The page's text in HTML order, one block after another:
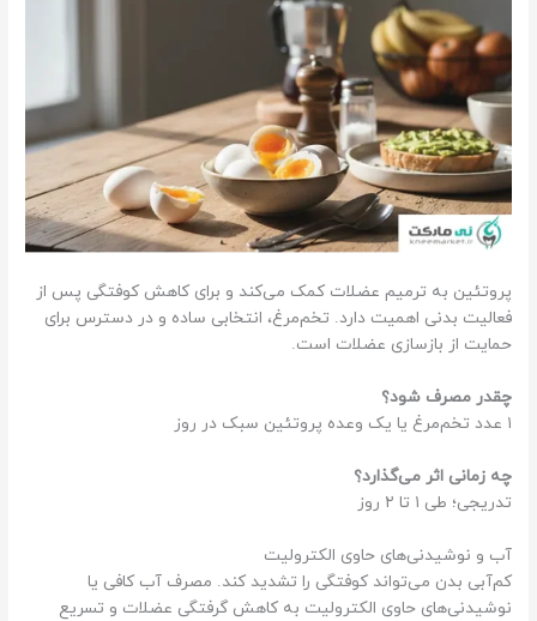
پروتئین به ترمیم عضلات کمک می‌کند و برای کاهش کوفتگی پس از
فعالیت بدنی اهمیت دارد. تخم‌مرغ، انتخابی ساده و در دسترس برای
حمایت از بازسازی عضلات است.
چقدر مصرف شود؟
۱ عدد تخم‌مرغ یا یک وعده پروتئین سبک در روز
چه زمانی اثر می‌گذارد؟
تدریجی؛ طی ۱ تا ۲ روز
آب و نوشیدنی‌های حاوی الکترولیت
کم‌آبی بدن می‌تواند کوفتگی را تشدید کند. مصرف آب کافی یا
نوشیدنی‌های حاوی الکترولیت به کاهش گرفتگی عضلات و تسریع